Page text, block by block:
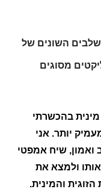
השונים של
מסוגים
בהכשרתי
יותר. אני
ואמון, שיח אמפטי
אותו ולמצא את
והמינית.